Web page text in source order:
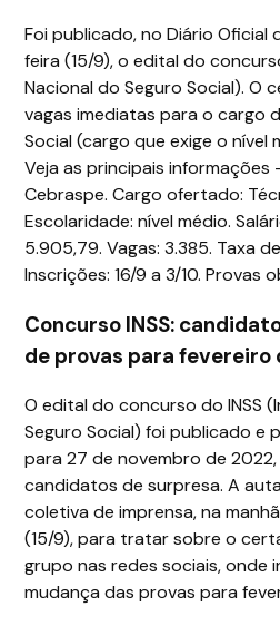
Foi publicado, no Diário
feira (15/9), o edital do
Nacional do Seguro Social). O
vagas imediatas para o cargo
Social (cargo que exige o nível
Veja as principais informações
Cebraspe. Cargo ofertado:
Escolaridade: nível médio.
5.905,79. Vagas: 3.385. Taxa
Inscrições: 16/9 a 3/10. Provas
Concurso INSS:
de provas para fevereiro
O edital do concurso do INSS
Seguro Social) foi publicado e
para 27 de novembro de
candidatos de surpresa. A
coletiva de imprensa, na
(15/9), para tratar sobre o
grupo nas redes sociais, onde
mudança das provas para